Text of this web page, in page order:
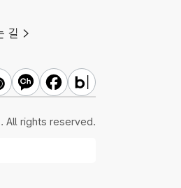
길
튜브
덕군밴드영덕군카카오채널
영덕군페이스북
영덕군블로그
. All rights reserved.